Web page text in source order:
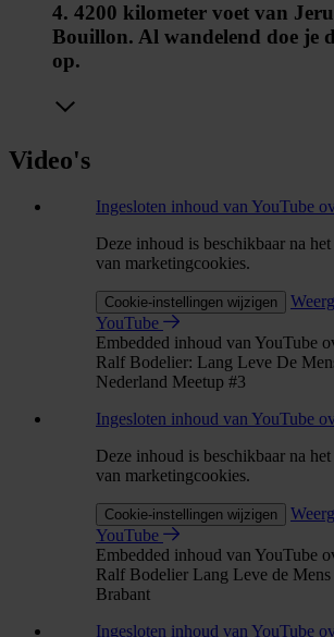
4. 4200 kilometer voet van
Bouillon. Al wandelend doe je
op.
Video's
Ingesloten inhoud van YouTube
Deze inhoud is beschikbaar na het
van marketingcookies.
Cookie-instellingen wijzigen
YouTube
Embedded inhoud van YouTube
Ralf Bodelier: Lang Leve De
Nederland Meetup #3
Ingesloten inhoud van YouTube
Deze inhoud is beschikbaar na het
van marketingcookies.
Cookie-instellingen wijzigen
YouTube
Embedded inhoud van YouTube
Ralf Bodelier Lang Leve de Mens
Brabant
Ingesloten inhoud van YouTube